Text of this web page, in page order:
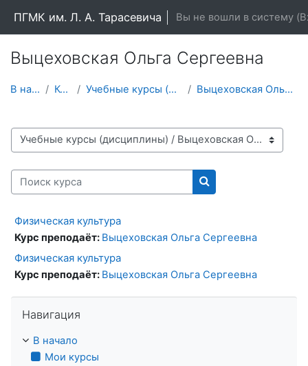
ПГМК им. Л. А. Тарасевича Вы не вошли в систему (
Выцеховская Ольга Сергеевна
В начало Курсы Учебные курсы (дисциплины) Выцеховская Ольга Сергеевна
Категории курсов
Поиск курса
Поиск курса
Физическая культура
Курс преподаёт: Выцеховская Ольга Сергеевна
Физическая культура
Курс преподаёт: Выцеховская Ольга Сергеевна
Навигация
В начало
Мои курсы